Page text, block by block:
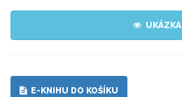
UKÁZKA
E-KNIHU DO KOŠÍKU